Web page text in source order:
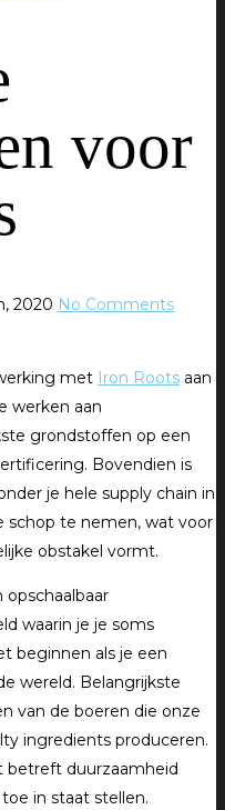
voor
2020 No Comments
met Iron Roots aan
werken aan
grondstoffen op een
Bovendien is
je hele supply chain in
schop te nemen, wat voor
obstakel vormt.
opschaalbaar
waarin je je soms
beginnen als je een
wereld. Belangrijkste
van de boeren die onze
ingredients produceren.
betreft duurzaamheid
in staat stellen.